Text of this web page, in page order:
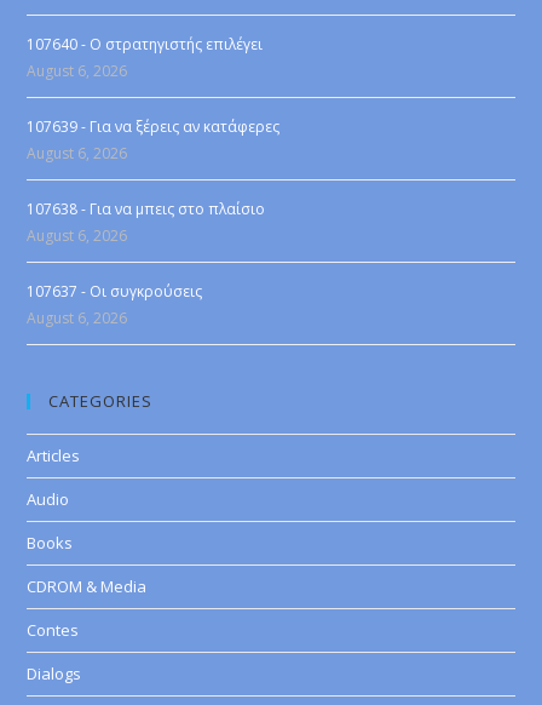
107640 - Ο στρατηγιστής επιλέγει
August 6, 2026
107639 - Για να ξέρεις αν κατάφερες
August 6, 2026
107638 - Για να μπεις στο πλαίσιο
August 6, 2026
107637 - Οι συγκρούσεις
August 6, 2026
CATEGORIES
Articles
Audio
Books
CDROM & Media
Contes
Dialogs